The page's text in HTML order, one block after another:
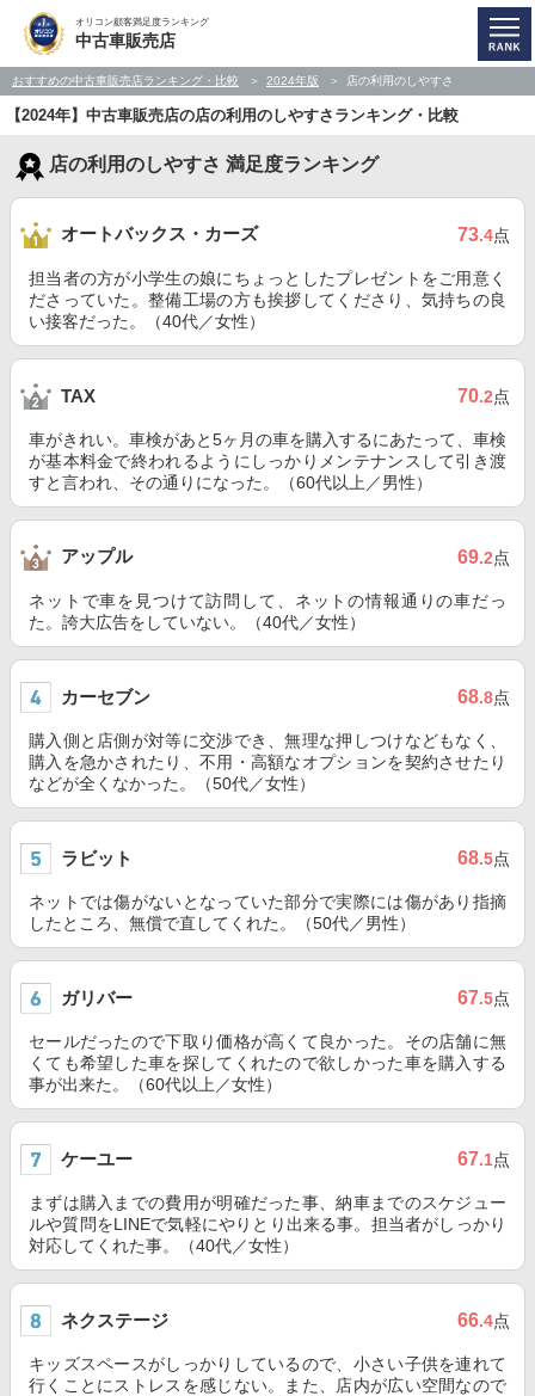
オリコン顧客満足度ランキング
中古車販売店
おすすめの中古車販売店ランキング・比較 2024年版 店の利用のしやすさ
【2024年】中古車販売店の店の利用のしやすさランキング・比較
店の利用のしやすさ 満足度ランキング
オートバックス・カーズ 73.4点
担当者の方が小学生の娘にちょっとしたプレゼントをご用意く
ださっていた。整備工場の方も挨拶してくださり、気持ちの良
い接客だった。（40代／女性）
TAX 70.2点
車がきれい。車検があと5ヶ月の車を購入するにあたって、車検
が基本料金で終われるようにしっかりメンテナンスして引き渡
すと言われ、その通りになった。（60代以上／男性）
アップル 69.2点
ネットで車を見つけて訪問して、ネットの情報通りの車だっ
た。誇大広告をしていない。（40代／女性）
カーセブン 68.8点
購入側と店側が対等に交渉でき、無理な押しつけなどもなく、
購入を急かされたり、不用・高額なオプションを契約させたり
などが全くなかった。（50代／女性）
ラビット 68.5点
ネットでは傷がないとなっていた部分で実際には傷があり指摘
したところ、無償で直してくれた。（50代／男性）
ガリバー 67.5点
セールだったので下取り価格が高くて良かった。その店舗に無
くても希望した車を探してくれたので欲しかった車を購入する
事が出来た。（60代以上／女性）
ケーユー 67.1点
まずは購入までの費用が明確だった事、納車までのスケジュー
ルや質問をLINEで気軽にやりとり出来る事。担当者がしっかり
対応してくれた事。（40代／女性）
ネクステージ 66.4点
キッズスペースがしっかりしているので、小さい子供を連れて
行くことにストレスを感じない。また、店内が広い空間なので